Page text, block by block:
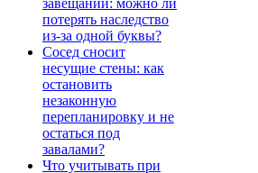
завещании: можно ли
потерять наследство
из-за одной буквы?
Сосед сносит
несущие стены: как
остановить
незаконную
перепланировку и не
остаться под
завалами?
Что учитывать при